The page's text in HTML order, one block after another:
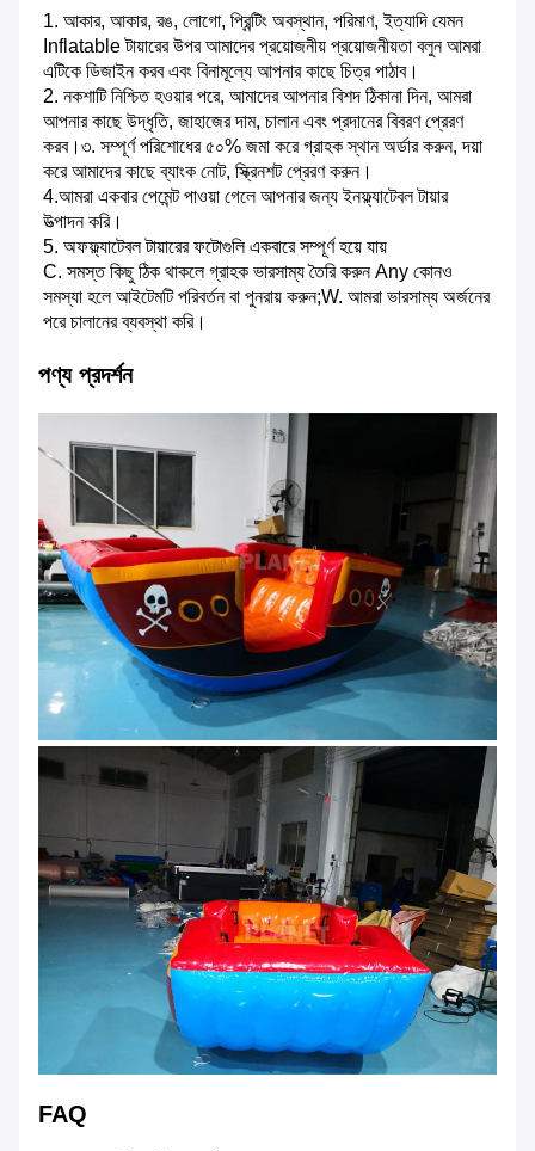
1. আকার, আকার, রঙ, লোগো, প্রিন্টিং অবস্থান, পরিমাণ, ইত্যাদি যেমন
Inflatable টায়ারের উপর আমাদের প্রয়োজনীয় প্রয়োজনীয়তা বলুন আমরা
এটিকে ডিজাইন করব এবং বিনামূল্যে আপনার কাছে চিত্র পাঠাব।
2. নকশাটি নিশ্চিত হওয়ার পরে, আমাদের আপনার বিশদ ঠিকানা দিন, আমরা
আপনার কাছে উদ্ধৃতি, জাহাজের দাম, চালান এবং প্রদানের বিবরণ প্রেরণ
করব।৩. সম্পূর্ণ পরিশোধের ৫০% জমা করে গ্রাহক স্থান অর্ডার করুন, দয়া
করে আমাদের কাছে ব্যাংক নোট, স্ক্রিনশট প্রেরণ করুন।
4.আমরা একবার পেমেন্ট পাওয়া গেলে আপনার জন্য ইনফ্ল্যাটেবল টায়ার
উত্পাদন করি।
5. অফফ্ল্যাটেবল টায়ারের ফটোগুলি একবারে সম্পূর্ণ হয়ে যায়
C. সমস্ত কিছু ঠিক থাকলে গ্রাহক ভারসাম্য তৈরি করুন Any কোনও
সমস্যা হলে আইটেমটি পরিবর্তন বা পুনরায় করুন;W. আমরা ভারসাম্য অর্জনের
পরে চালানের ব্যবস্থা করি।
পণ্য প্রদর্শন
FAQ